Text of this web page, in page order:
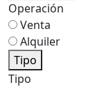
Operación
Venta
Alquiler
Tipo
Tipo